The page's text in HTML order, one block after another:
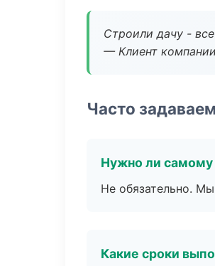
Строили дачу -
— Клиент компании
Часто
Нужно ли самому
Не обязательно.
Какие сроки